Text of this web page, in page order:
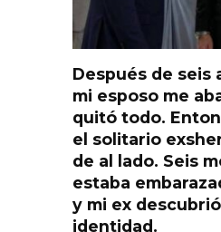
Después de seis
mi esposo me
quitó todo.
el solitario
de al lado. Seis
estaba
y mi ex
identidad.